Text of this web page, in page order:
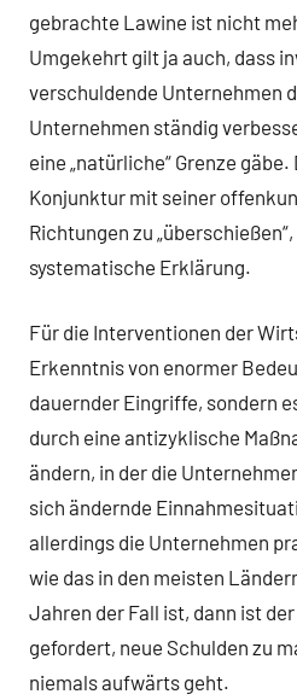
gebrachte Lawine ist nicht
Umgekehrt gilt ja auch, dass
verschuldende Unternehmen
Unternehmen ständig
eine „natürliche“ Grenze
Konjunktur mit seiner
Richtungen zu
systematische Erklärung.
Für die Interventionen der
Erkenntnis von enormer
dauernder Eingriffe, sondern
durch eine antizyklische
ändern, in der die
sich ändernde
allerdings die Unternehmen
wie das in den meisten
Jahren der Fall ist, dann ist
gefordert, neue Schulden zu
niemals aufwärts geht.